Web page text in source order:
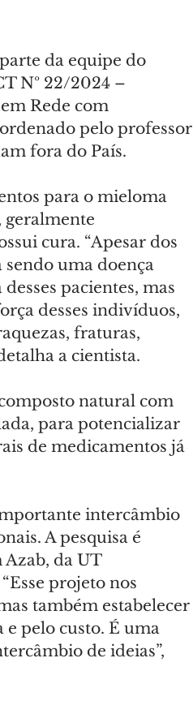
da equipe do
Nº 22/2024 –
Rede com
pelo professor
fora do País.
para o mieloma
geralmente
cura. “Apesar dos
uma doença
pacientes, mas
desses indivíduos,
fraturas,
a cientista.
natural com
para potencializar
de medicamentos já
intercâmbio
A pesquisa é
da UT
projeto nos
também estabelecer
pelo custo. É uma
de ideias”,